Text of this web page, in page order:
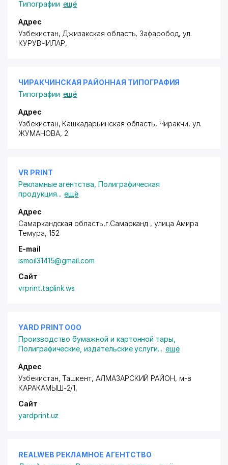
Типографии ещё
Адрес
Узбекистан, Джизакская область, Зафаробод, ул.
КУРУВЧИЛАР,
ЧИРАКЧИНСКАЯ РАЙОННАЯ ТИПОГРАФИЯ
Типографии ещё
Адрес
Узбекистан, Кашкадарьинская область, Чиракчи, ул.
ЖУМАНОВА, 2
VR PRINT
Рекламные агентства Полиграфическая
продукция... ещё
Адрес
Самаркандская область,г.Самарканд , улица Амира
Темура, 152
E-mail
ismoil31415@gmail.com
Сайт
vrprint.taplink.ws
YARD PRINT ООО
Производство бумажной и картонной тары
Полиграфические, издательские услуги... ещё
Адрес
Узбекистан, Ташкент, АЛМАЗАРСКИЙ РАЙОН, м-в
КАРАКАМЫШ-2/1,
Сайт
yardprint.uz
REALWEB РЕКЛАМНОЕ АГЕНТСТВО